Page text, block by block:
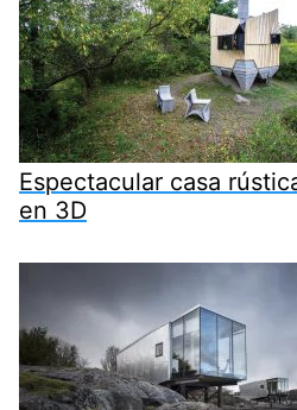
Espectacular casa
en 3D